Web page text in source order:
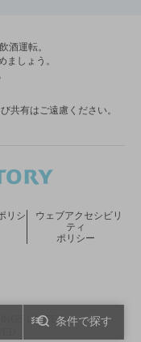
条件で探す
酒運転。
ましょう。
共有はご遠慮ください。
LIMITED.
リシ
ウェブアクセシビリ
ティ
ポリシー
いウィンドウで開く